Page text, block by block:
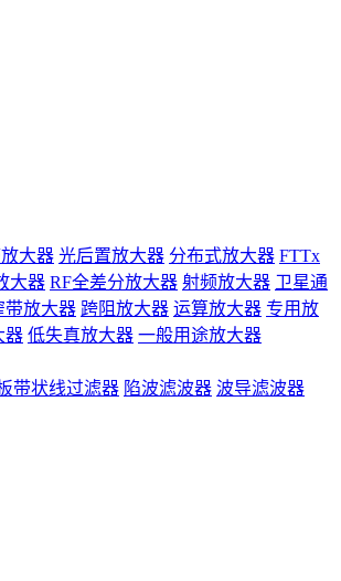
大器 光后置放大器 分布式放大器 FTTx
大器 RF全差分放大器 射频放大器 卫星通
带放大器 跨阻放大器 运算放大器 专用放
器 低失真放大器 一般用途放大器
带状线过滤器 陷波滤波器 波导滤波器